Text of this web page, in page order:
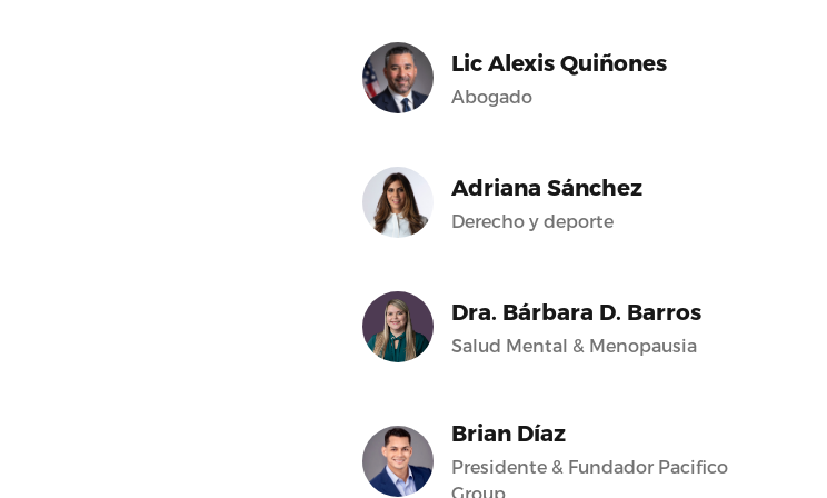
Lic Alexis Quiñones
Abogado
Adriana Sánchez
Derecho y deporte
Dra. Bárbara D. Barros
Salud Mental & Menopausia
Brian Díaz
Presidente & Fundador Pacifico
Group